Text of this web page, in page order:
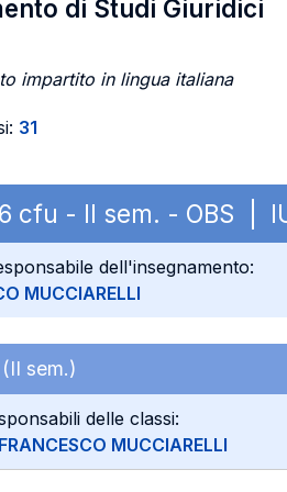
di Studi Giuridici
impartito in lingua italiana
31
cfu - II sem. - OBS |
dell'insegnamento:
MUCCIARELLI
(II sem.)
delle classi:
FRANCESCO MUCCIARELLI